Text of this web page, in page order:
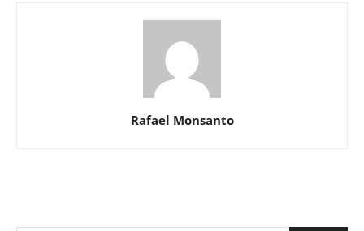
Rafael Monsanto